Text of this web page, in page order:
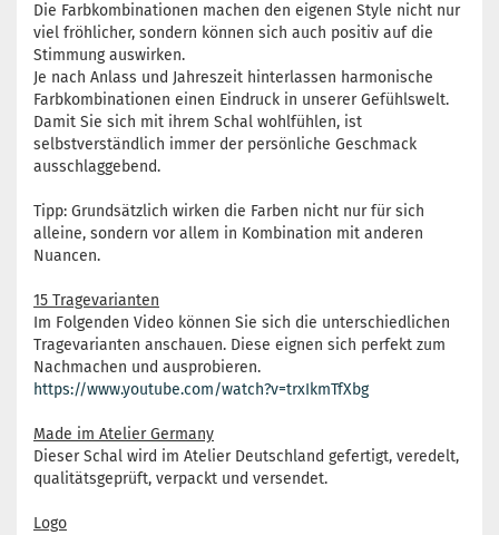
Die Farbkombinationen machen den eigenen Style nicht nur
viel fröhlicher, sondern können sich auch positiv auf die
Stimmung auswirken.
Je nach Anlass und Jahreszeit hinterlassen harmonische
Farbkombinationen einen Eindruck in unserer Gefühlswelt.
Damit Sie sich mit ihrem Schal wohlfühlen, ist
selbstverständlich immer der persönliche Geschmack
ausschlaggebend.
Tipp: Grundsätzlich wirken die Farben nicht nur für sich
alleine, sondern vor allem in Kombination mit anderen
Nuancen.
15 Tragevarianten
Im Folgenden Video können Sie sich die unterschiedlichen
Tragevarianten anschauen. Diese eignen sich perfekt zum
Nachmachen und ausprobieren.
https://www.youtube.com/watch?v=trxIkmTfXbg
Made im Atelier Germany
Dieser Schal wird im Atelier Deutschland gefertigt, veredelt,
qualitätsgeprüft, verpackt und versendet.
Logo